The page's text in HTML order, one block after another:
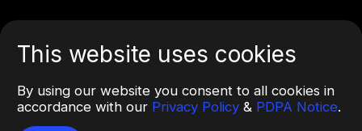
This website uses cookies
By using our website you consent to all cookies in
accordance with our Privacy Policy & PDPA Notice.